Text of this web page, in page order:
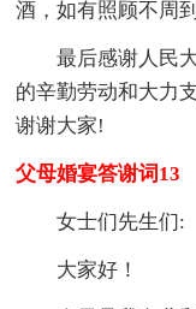
酒，如有照顾不周
最后感谢人民
的辛勤劳动和大力
谢谢大家!
父母婚宴答谢词13
女士们先生们:
大家好！